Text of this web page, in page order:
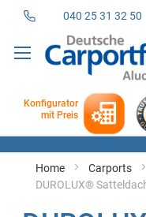
040 25 31 32 50
zum
Konfigurator
mit Preis
Home Carports
DUROLUX®